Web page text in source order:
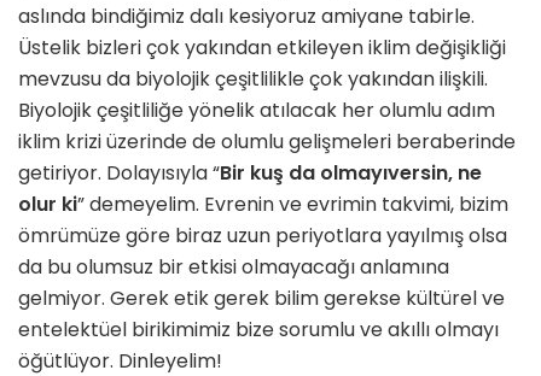
aslında bindiğimiz dalı kesiyoruz amiyane tabirle.
Üstelik bizleri çok yakından etkileyen iklim değişikliği
mevzusu da biyolojik çeşitlilikle çok yakından ilişkili.
Biyolojik çeşitliliğe yönelik atılacak her olumlu adım
iklim krizi üzerinde de olumlu gelişmeleri beraberinde
getiriyor. Dolayısıyla “Bir kuş da olmayıversin, ne
olur ki” demeyelim. Evrenin ve evrimin takvimi, bizim
ömrümüze göre biraz uzun periyotlara yayılmış olsa
da bu olumsuz bir etkisi olmayacağı anlamına
gelmiyor. Gerek etik gerek bilim gerekse kültürel ve
entelektüel birikimimiz bize sorumlu ve akıllı olmayı
öğütlüyor. Dinleyelim!